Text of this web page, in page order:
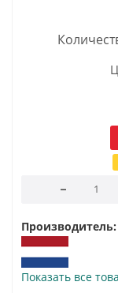
Производитель:
Показать все